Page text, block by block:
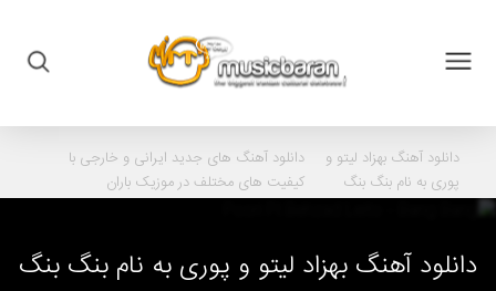
دانلود آهنگ بهزاد لیتو و
پوری به نام بنگ بنگ
دانلود آهنگ های جدید ایرانی و خارجی با
کیفیت های مختلف در موزیک باران
دانلود آهنگ بهزاد لیتو و پوری به نام بنگ بنگ